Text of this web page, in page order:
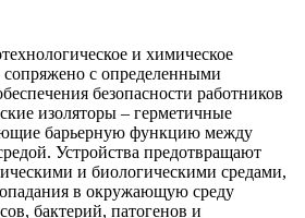
и химическое
сопряжено с определенными
безопасности работников
изоляторы – герметичные
барьерную функцию между
Устройства предотвращают
и биологическими средами,
в окружающую среду
бактерий, патогенов и